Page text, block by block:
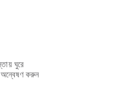
ঘুরে
অন্বেষণ করুন